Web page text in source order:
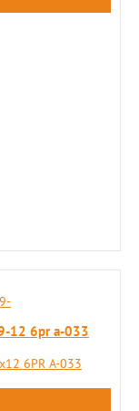
12 6pr a-033
6PR A-033